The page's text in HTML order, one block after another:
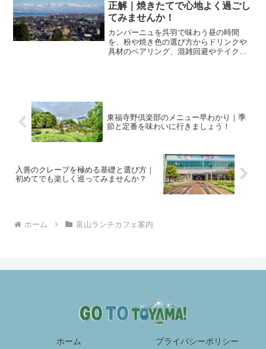
正解｜焼きたてで心地よく過ごし
てみませんか！
カンパーニュを呉羽で味わう昼の時間
を、粉や焼き色の選び方からドリンクや
具材のペアリング、混雑回避やテイクア
東福寺野倶楽部のメニュー早わかり｜季
節と定番を味わいに行きましょう！
入善のクレープを極める基礎と選び方｜
初めてでも楽しく巡ってみませんか？
ホーム 富山ランチカフェ案内
ホーム プライバシーポリシー